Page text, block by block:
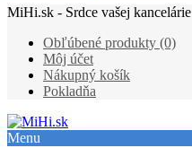
MiHi.sk - Srdce vašej kancelárie
Obľúbené produkty (0)
Môj účet
Nákupný košík
Pokladňa
Menu